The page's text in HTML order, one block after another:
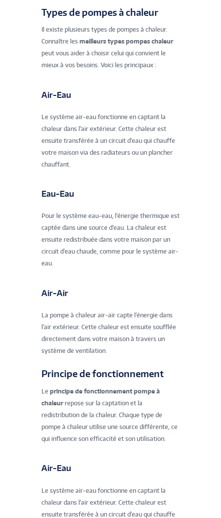
Types de pompes à chaleur
Il existe plusieurs types de pompes à chaleur.
Connaître les meilleurs types pompes chaleur
peut vous aider à choisir celui qui convient le
mieux à vos besoins. Voici les principaux :
Air-Eau
Le système air-eau fonctionne en captant la
chaleur dans l'air extérieur. Cette chaleur est
ensuite transférée à un circuit d'eau qui chauffe
votre maison via des radiateurs ou un plancher
chauffant.
Eau-Eau
Pour le système eau-eau, l'énergie thermique est
captée dans une source d'eau. La chaleur est
ensuite redistribuée dans votre maison par un
circuit d'eau chaude, comme pour le système air-
eau.
Air-Air
La pompe à chaleur air-air capte l'énergie dans
l'air extérieur. Cette chaleur est ensuite soufflée
directement dans votre maison à travers un
système de ventilation.
Principe de fonctionnement
Le principe de fonctionnement pompe à
chaleurrepose sur la captation et la
redistribution de la chaleur. Chaque type de
pompe à chaleur utilise une source différente, ce
qui influence son efficacité et son utilisation.
Air-Eau
Le système air-eau fonctionne en captant la
chaleur dans l'air extérieur. Cette chaleur est
ensuite transférée à un circuit d'eau qui chauffe